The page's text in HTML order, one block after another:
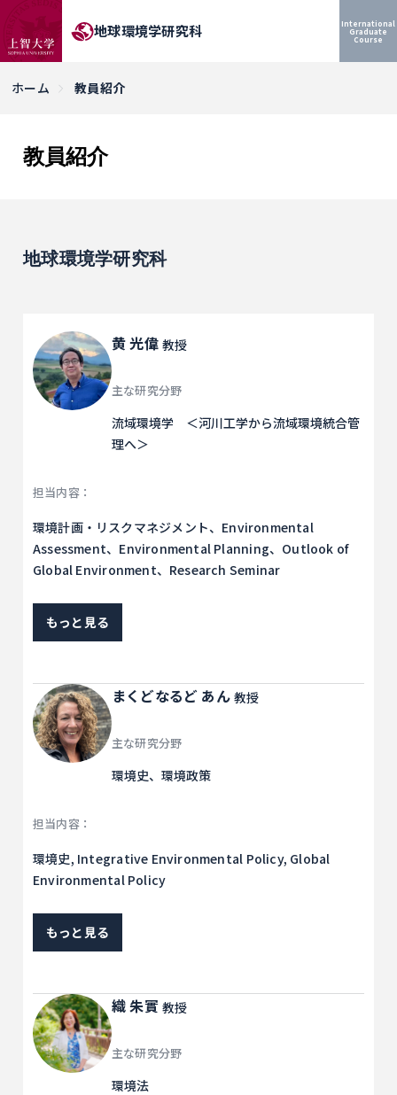
地球環境学研究科
International
Graduate
Course
ホーム 教員紹介
教員紹介
地球環境学研究科
黄 光偉教授
主な研究分野
流域環境学 ＜河川工学から流域環境統合管
理へ＞
担当内容：
環境計画・リスクマネジメント、Environmental
Assessment、Environmental Planning、Outlook of
Global Environment、Research Seminar
もっと見る
まくどなるど あん教授
主な研究分野
環境史、環境政策
担当内容：
環境史, Integrative Environmental Policy, Global
Environmental Policy
もっと見る
織 朱實教授
主な研究分野
環境法